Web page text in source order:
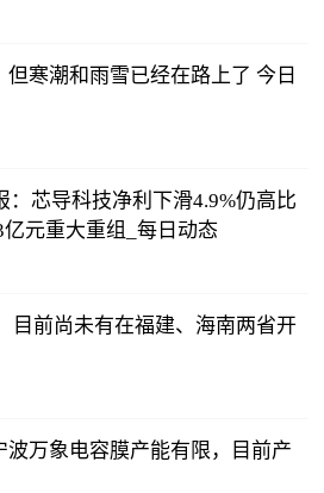
寒潮和雨雪已经在路上了 今日
：芯导科技净利下滑4.9%仍高比
元重大重组_每日动态
目前尚未有在福建、海南两省开
波万象电容膜产能有限，目前产